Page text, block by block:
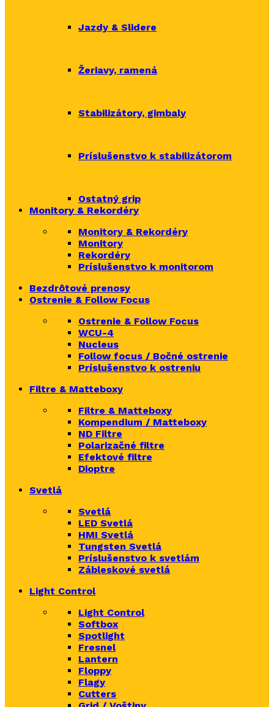
Jazdy & Slidere
Žeriavy, ramená
Stabilizátory, gimbaly
Príslušenstvo k stabilizátorom
Ostatný grip
Monitory & Rekordéry
Monitory & Rekordéry
Monitory
Rekordéry
Príslušenstvo k monitorom
Bezdrôtové prenosy
Ostrenie & Follow Focus
Ostrenie & Follow Focus
WCU-4
Nucleus
Follow focus / Bočné ostrenie
Príslušenstvo k ostreniu
Filtre & Matteboxy
Filtre & Matteboxy
Kompendium / Matteboxy
ND Filtre
Polarizačné filtre
Efektové filtre
Dioptre
Svetlá
Svetlá
LED Svetlá
HMI Svetlá
Tungsten Svetlá
Príslušenstvo k svetlám
Zábleskové svetlá
Light Control
Light Control
Softbox
Spotlight
Fresnel
Lantern
Floppy
Flagy
Cutters